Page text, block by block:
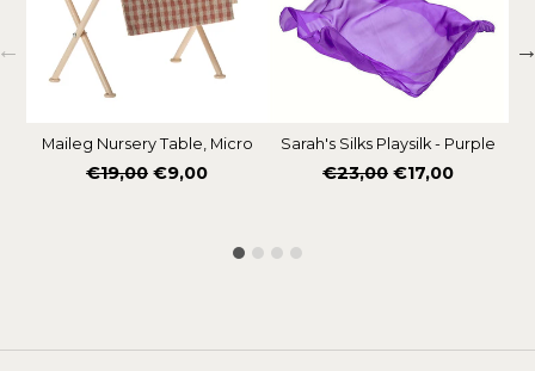
Maileg Nursery Table, Micro
Normale
€19,00 €9,00
Sarah's Silks Playsilk - Purple
Normale
€23,00 €17,00